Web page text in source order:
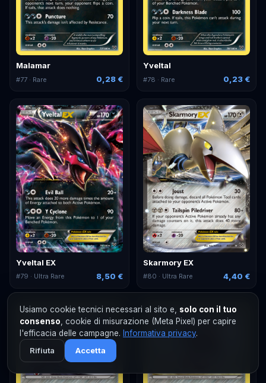
Malamar
#77 · Rare 0,28 €
Yveltal
#78 · Rare 0,23 €
Yveltal EX
#79 · Ultra Rare 8,50 €
Skarmory EX
#80 · Ultra Rare 4,40 €
Usiamo cookie tecnici necessari al sito e, solo con il tuo
consenso , cookie di misurazione (Meta Pixel) per capire
l'efficacia delle campagne. Informativa privacy.
Rifiuta
Accetta